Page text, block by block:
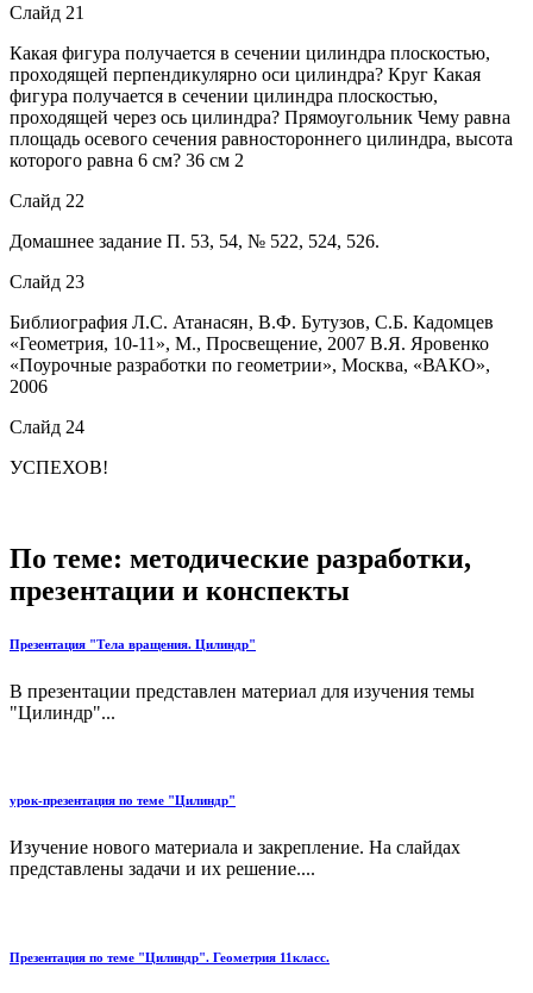
Слайд 21
Какая фигура получается в сечении цилиндра плоскостью,
проходящей перпендикулярно оси цилиндра? Круг Какая
фигура получается в сечении цилиндра плоскостью,
проходящей через ось цилиндра? Прямоугольник Чему равна
площадь осевого сечения равностороннего цилиндра, высота
которого равна 6 см? 36 см 2
Слайд 22
Домашнее задание П. 53, 54, № 522, 524, 526.
Слайд 23
Библиография Л.С. Атанасян, В.Ф. Бутузов, С.Б. Кадомцев
«Геометрия, 10-11», М., Просвещение, 2007 В.Я. Яровенко
«Поурочные разработки по геометрии», Москва, «ВАКО»,
2006
Слайд 24
УСПЕХОВ!
По теме: методические разработки,
презентации и конспекты
Презентация "Тела вращения. Цилиндр"
В презентации представлен материал для изучения темы
"Цилиндр"...
урок-презентация по теме "Цилиндр"
Изучение нового материала и закрепление. На слайдах
представлены задачи и их решение....
Презентация по теме "Цилиндр". Геометрия 11класс.